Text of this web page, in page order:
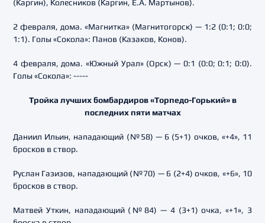
(Каргин), Колесников (Каргин, Е.А. Мартынов).
2 февраля, дома. «Магнитка» (Магнитогорск) — 1:2 (0:1; 0:0;
1:1). Голы «Сокола»: Панов (Казаков, Конов).
4 февраля, дома. «Южный Урал» (Орск) — 0:1 (0:0; 0:1; 0:0).
Голы «Сокола»: -----
Тройка лучших бомбардиров «Торпедо-Горький» в
последних пяти матчах
Даниил Ильин, нападающий (№58) — 6 (5+1) очков, «+4», 11
бросков в створ.
Руслан Газизов, нападающий (№70) — 6 (2+4) очков, «+6», 10
бросков в створ.
Матвей Уткин, нападающий (№84) — 4 (3+1) очка, «+1», 3